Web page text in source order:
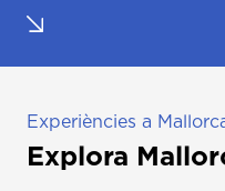
Experiències a
Explora